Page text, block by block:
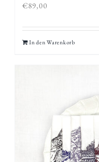
€89,00
In den Warenkorb